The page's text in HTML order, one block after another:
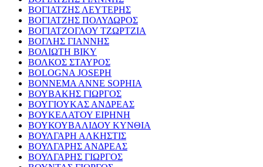
ΒΟΓΙΑΤΖΗΣ ΛΕΥΤΕΡΗΣ
ΒΟΓΙΑΤΖΗΣ ΠΟΛΥΔΩΡΟΣ
ΒΟΓΙΑΤΖΟΓΛΟΥ ΤΖΩΡΤΖΙΑ
ΒΟΓΛΗΣ ΓΙΑΝΝΗΣ
ΒΟΛΙΩΤΗ ΒΙΚΥ
ΒΟΛΚΟΣ ΣΤΑΥΡΟΣ
BOLOGNA JOSEPH
BONNEMA ANNE SOPHIA
ΒΟΥΒΑΚΗΣ ΓΙΩΡΓΟΣ
ΒΟΥΓΙΟΥΚΑΣ ΑΝΔΡΕΑΣ
ΒΟΥΚΕΛΑΤΟΥ ΕΙΡΗΝΗ
ΒΟΥΚΟΥΒΑΛΙΔΟΥ ΚΥΝΘΙΑ
ΒΟΥΛΓΑΡΗ ΑΛΚΗΣΤΙΣ
ΒΟΥΛΓΑΡΗΣ ΑΝΔΡΕΑΣ
ΒΟΥΛΓΑΡΗΣ ΓΙΩΡΓΟΣ